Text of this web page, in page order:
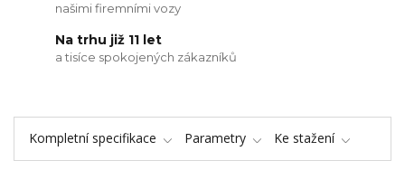
našimi firemními vozy
Na trhu již 11 let
a tisíce spokojených zákazníků
Kompletní specifikace Parametry Ke stažení